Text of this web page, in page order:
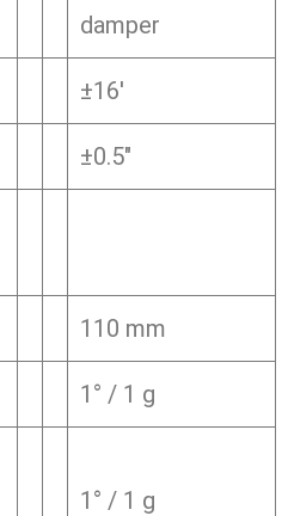
damper
±16′
±0.5″
110 mm
1° / 1 g
1° / 1 g